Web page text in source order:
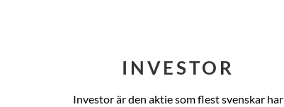
INVESTOR
Investor är den aktie som flest svenskar har